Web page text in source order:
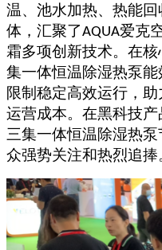
温、池水加热、热能
体 ，汇聚了AQUA爱克
霜多项创新技术。在核
集一体恒温除湿热泵能
限制稳定高效运行，
运营成本。在黑科技产
三集一体恒温除湿热泵
众强势关注和热烈追捧